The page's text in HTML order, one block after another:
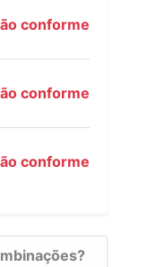
conforme
conforme
conforme